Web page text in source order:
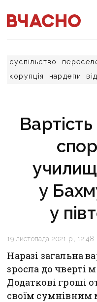
суспільство
корупція
нардепи
у
у
19 листопада 2021 р., 12:48
Наразі загальна
зросла до чверті
Додаткові гроші
своїм